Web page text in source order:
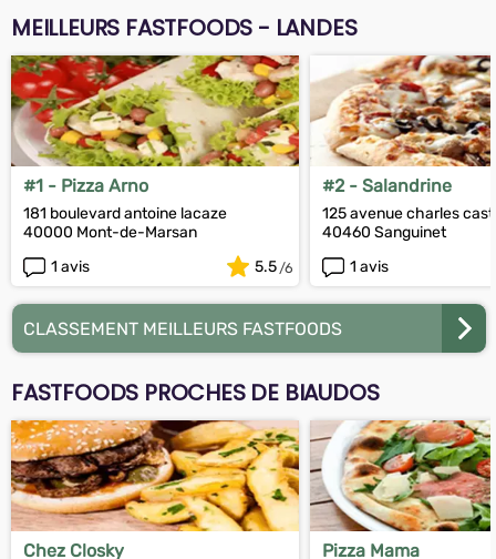
MEILLEURS FASTFOODS - LANDES
#1 - Pizza Arno
181 boulevard antoine lacaze
40000 Mont-de-Marsan
1 avis
5.5
#2 - Salandrine
125 avenue charles
40460 Sanguinet
1 avis
CLASSEMENT MEILLEURS FASTFOODS
FASTFOODS PROCHES DE BIAUDOS
Chez Closky Pizza Mama